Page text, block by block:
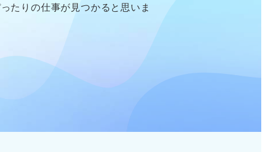
たりの仕事が見つかると思いま